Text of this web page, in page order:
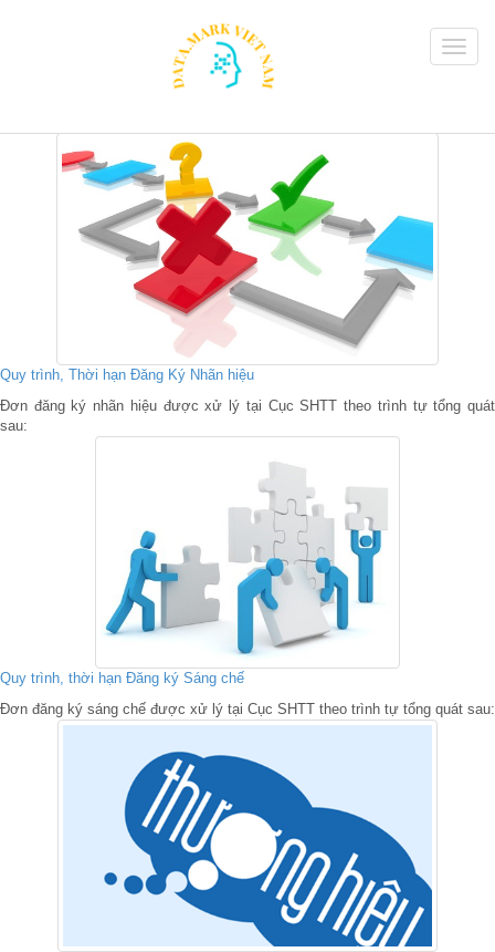
Quy trình, Thời hạn Đăng Ký Nhãn hiệu
Đơn đăng ký nhãn hiệu được xử lý tại Cục SHTT theo trình tự tổng quát
sau:
Quy trình, thời hạn Đăng ký Sáng chế
Đơn đăng ký sáng chế được xử lý tại Cục SHTT theo trình tự tổng quát sau: